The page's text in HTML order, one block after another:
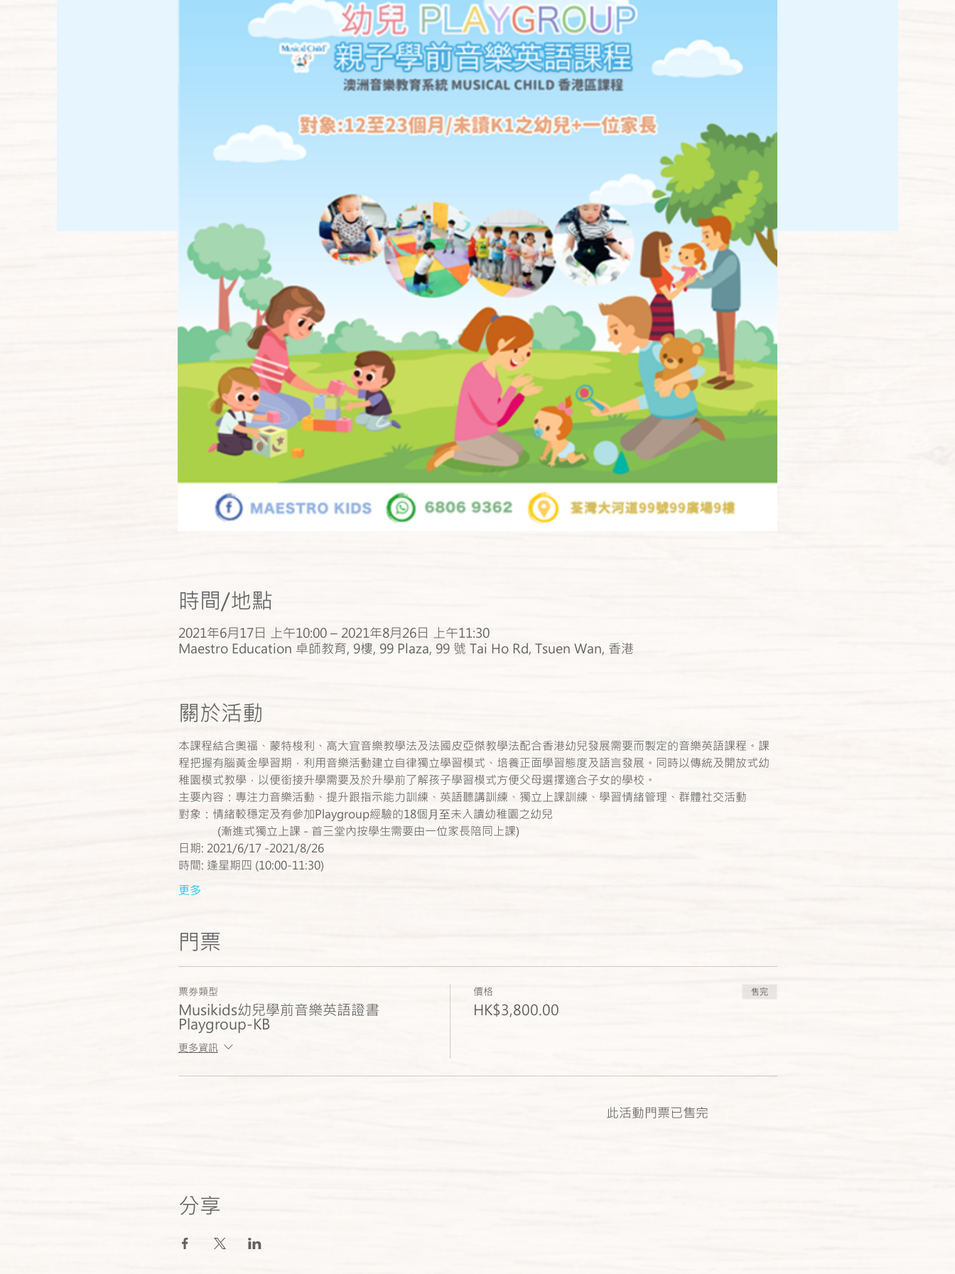
時間/地點
2021年6月17日 上午10:00 – 2021年8月26日 上午11:30
Maestro Education 卓師教育, 9樓, 99 Plaza, 99 號 Tai Ho Rd, Tsuen Wan, 香港
關於活動
本課程結合奧福、蒙特梭利、高大宜音樂教學法及法國皮亞傑教學法配合香港幼兒發展需要而製定的音樂英語課程。課
程把握有腦黃金學習期，利用音樂活動建立自律獨立學習模式、培養正面學習態度及語言發展。同時以傳統及開放式幼
稚園模式教學，以便銜接升學需要及於升學前了解孩子學習模式方便父母選擇適合子女的學校。
主要內容：專注力音樂活動、提升跟指示能力訓練、英語聽講訓練、獨立上課訓練、學習情緒管理、群體社交活動
對象：情緒較穩定及有參加Playgroup經驗的18個⽉⾄未入讀幼稚園之幼兒
(漸進式獨立上課 - 首三堂內按學生需要由一位家長陪同上課)
日期: 2021/6/17 -2021/8/26
時間: 逢星期四 (10:00-11:30)
更多
門票
票券類型
Musikids幼兒學前音樂英語證書
Playgroup-KB
更多資訊
價格
HK$3,800.00
售完
此活動門票已售完
分享